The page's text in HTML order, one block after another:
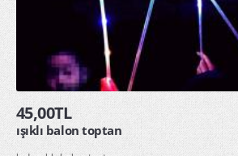
glow bardak
glow bileklik
glow buz
glow çubuk
glow gözlük
45,00TL
ışıklı balon toptan